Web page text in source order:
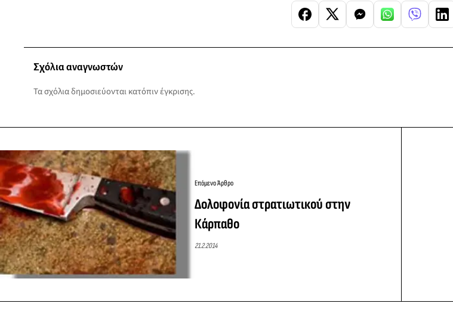
Σχόλια αναγνωστών
Τα σχόλια δημοσιεύονται κατόπιν έγκρισης.
Επόμενο Άρθρο
Δολοφονία στρατιωτικού στην
Κάρπαθο
21.2.2014